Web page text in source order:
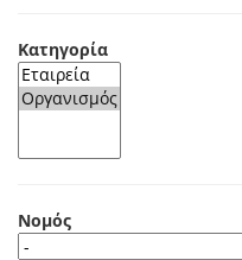
Κατηγορία
Νομός